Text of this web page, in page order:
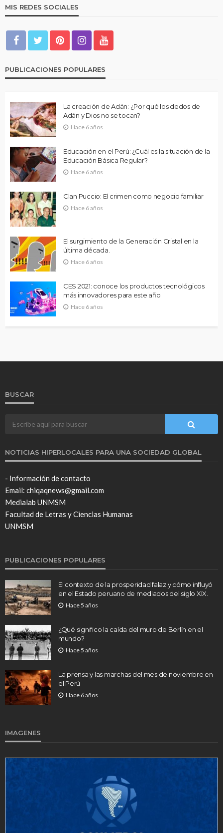
MIS REDES SOCIALES
PUBLICACIONES POPULARES
La creación de Adán: ¿Por qué los dedos de
Adán y Dios no se tocan?
Hace 6 años
Educación en el Perú: ¿Cuál es la situación de la
Educación Básica Regular?
Hace 6 años
Clan Puccio: El crimen como negocio familiar
Hace 6 años
El surgimiento de la Generación Cristal en la
última década.
Hace 6 años
CES 2021: conoce los productos tecnológicos
más innovadores para este año
Hace 6 años
BUSCAR
NOTICIAS HIPERLOCALES PARA UNA SOCIEDAD GLOBAL
- Información de contacto
Email: chiqaqnews@gmail.com
Medialab UNMSM
Facultad de Letras y Ciencias Humanas
UNMSM
PUBLICACIONES POPULARES
El contexto de la prosperidad falaz y cómo influyó
en el Estado peruano de mediados del siglo XIX.
Hace 5 años
¿Qué significo la caída del muro de Berlín en el
mundo?
Hace 5 años
La prensa y las marchas del mes de noviembre en
el Perú
Hace 6 años
IMAGENES